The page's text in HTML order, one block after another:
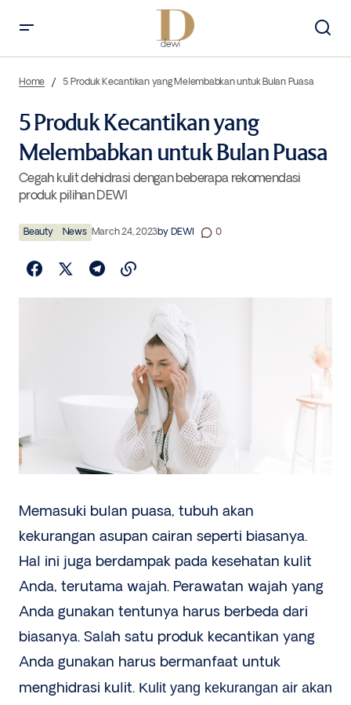
Home 5 Produk Kecantikan yang Melembabkan untuk Bulan Puasa
5 Produk Kecantikan yang
Melembabkan untuk Bulan Puasa
Cegah kulit dehidrasi dengan beberapa rekomendasi
produk pilihan DEWI
Beauty News March 24, 2023by DEWI 0
Memasuki bulan puasa, tubuh akan
kekurangan asupan cairan seperti biasanya.
Hal ini juga berdampak pada kesehatan kulit
Anda, terutama wajah. Perawatan wajah yang
Anda gunakan tentunya harus berbeda dari
biasanya. Salah satu produk kecantikan yang
Anda gunakan harus bermanfaat untuk
menghidrasi kulit. Kulit yang kekurangan air akan